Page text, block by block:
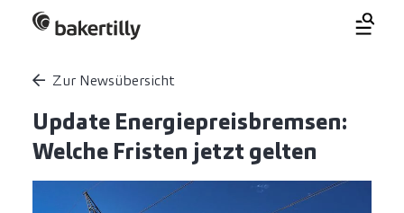
Zur Newsübersicht
Update Energiepreisbremsen:
Welche Fristen jetzt gelten